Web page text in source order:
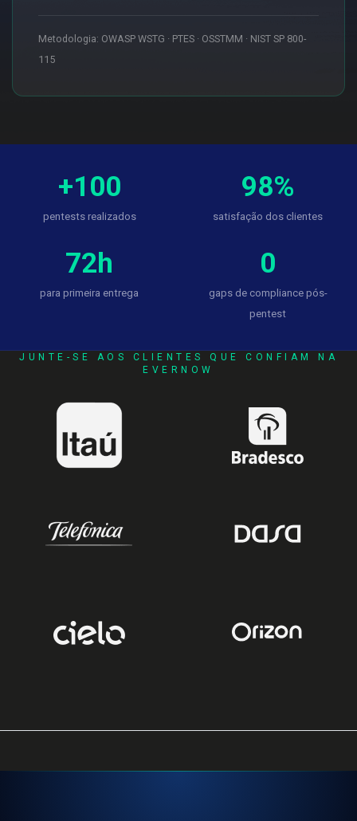
Metodologia: OWASP WSTG · PTES · OSSTMM · NIST SP 800-
115
+100
pentests realizados
98%
satisfação dos clientes
72h
para primeira entrega
0
gaps de compliance pós-
pentest
JUNTE-SE AOS CLIENTES QUE CONFIAM NA
EVERNOW